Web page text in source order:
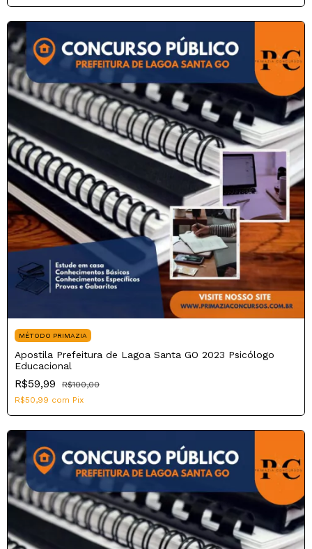
MÉTODO PRIMAZIA
Apostila Prefeitura de Lagoa Santa GO 2023 Psicólogo
Educacional
R$59,99
R$100,00
R$50,99 com Pix